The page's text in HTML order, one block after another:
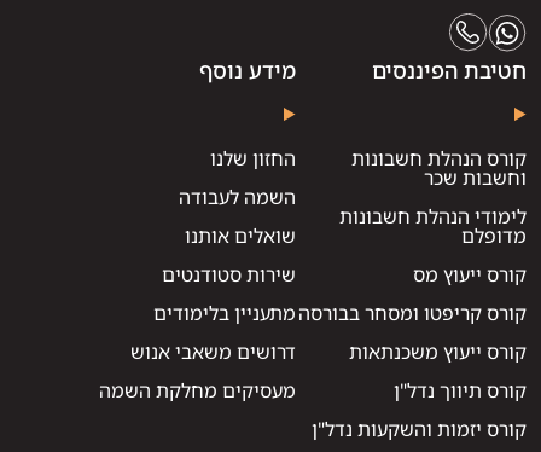
חטיבת הפיננסים
קורס הנהלת חשבונות
וחשבות שכר
לימודי הנהלת חשבונות
מדופלם
קורס ייעוץ מס
קורס קריפטו ומסחר בבורסה
קורס ייעוץ משכנתאות
קורס תיווך נדל"ן
קורס יזמות והשקעות נדל"ן
מידע נוסף
החזון שלנו
השמה לעבודה
שואלים אותנו
שירות סטודנטים
מתעניין בלימודים
דרושים משאבי אנוש
מעסיקים מחלקת השמה